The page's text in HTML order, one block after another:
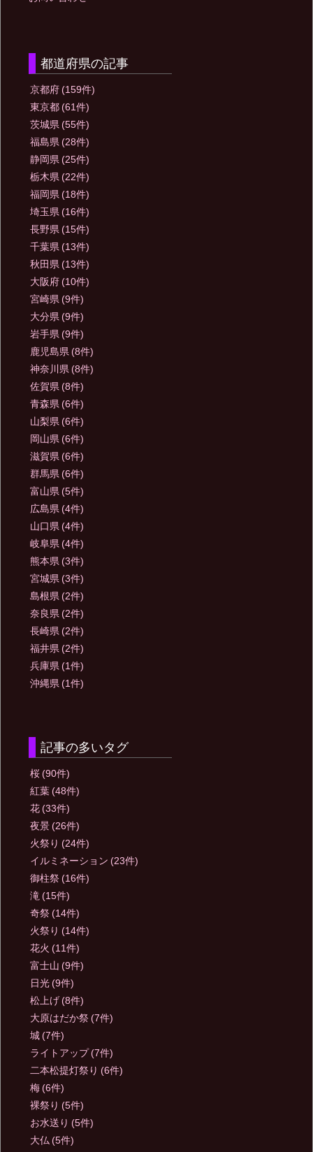
都道府県の記事
京都府 (159件)
東京都 (61件)
茨城県 (55件)
福島県 (28件)
静岡県 (25件)
栃木県 (22件)
福岡県 (18件)
埼玉県 (16件)
長野県 (15件)
千葉県 (13件)
秋田県 (13件)
大阪府 (10件)
宮崎県 (9件)
大分県 (9件)
岩手県 (9件)
鹿児島県 (8件)
神奈川県 (8件)
佐賀県 (8件)
青森県 (6件)
山梨県 (6件)
岡山県 (6件)
滋賀県 (6件)
群馬県 (6件)
富山県 (5件)
広島県 (4件)
山口県 (4件)
岐阜県 (4件)
熊本県 (3件)
宮城県 (3件)
島根県 (2件)
奈良県 (2件)
長崎県 (2件)
福井県 (2件)
兵庫県 (1件)
沖縄県 (1件)
記事の多いタグ
桜 (90件)
紅葉 (48件)
花 (33件)
夜景 (26件)
火祭り (24件)
イルミネーション (23件)
御柱祭 (16件)
滝 (15件)
奇祭 (14件)
火祭り (14件)
花火 (11件)
富士山 (9件)
日光 (9件)
松上げ (8件)
大原はだか祭 (7件)
城 (7件)
ライトアップ (7件)
二本松提灯祭り (6件)
梅 (6件)
裸祭り (5件)
お水送り (5件)
大仏 (5件)